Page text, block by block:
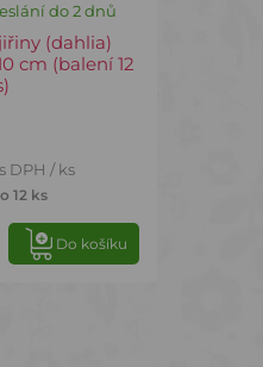
do 2 dnů
(dahlia)
cm (balení 12
s DPH / ks
12 ks
Do košíku